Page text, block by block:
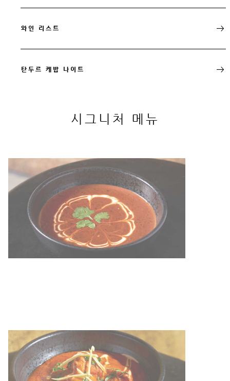
와인 리스트
탄두르 케밥 나이트
시그니처 메뉴